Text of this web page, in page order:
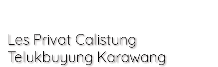
Les Privat Calistung
Telukbuyung Karawang